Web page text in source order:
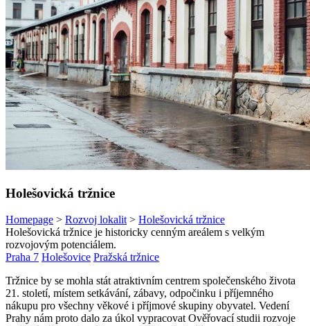
Holešovická tržnice
Homepage > Rozvoj lokalit > Holešovická tržnice
Holešovická tržnice je historicky cenným areálem s velkým
rozvojovým potenciálem.
Praha 7 Holešovice Pražská tržnice
Tržnice by se mohla stát atraktivním centrem společenského života
21. století, místem setkávání, zábavy, odpočinku i příjemného
nákupu pro všechny věkové i příjmové skupiny obyvatel. Vedení
Prahy nám proto dalo za úkol vypracovat Ověřovací studii rozvoje